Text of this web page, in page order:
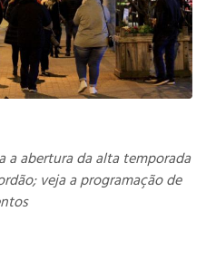
a abertura da alta temporada
veja a programação de